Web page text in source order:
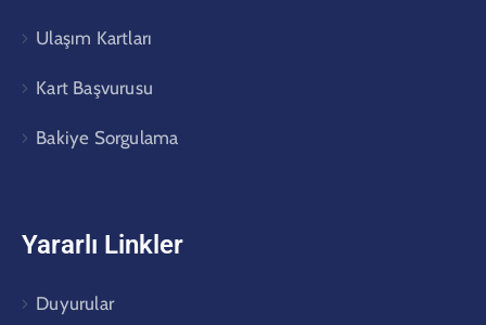
Ulaşım Kartları
Kart Başvurusu
Bakiye Sorgulama
Yararlı Linkler
Duyurular